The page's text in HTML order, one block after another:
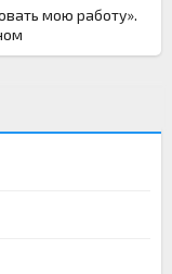
мою работу».